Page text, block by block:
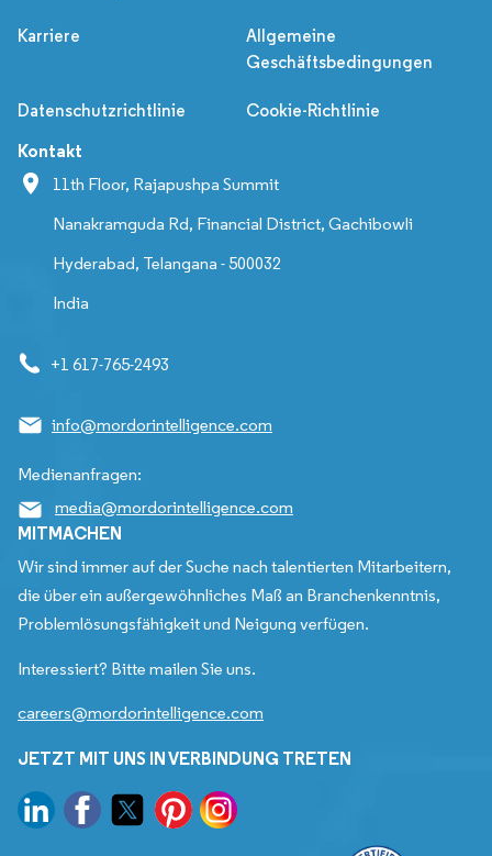
Karriere
Allgemeine
Geschäftsbedingungen
Datenschutzrichtlinie Cookie-Richtlinie
Kontakt
11th Floor, Rajapushpa Summit
Nanakramguda Rd, Financial District, Gachibowli
Hyderabad, Telangana - 500032
India
+1 617-765-2493
info@mordorintelligence.com
Medienanfragen:
media@mordorintelligence.com
MITMACHEN
Wir sind immer auf der Suche nach talentierten Mitarbeitern,
die über ein außergewöhnliches Maß an Branchenkenntnis,
Problemlösungsfähigkeit und Neigung verfügen.
Interessiert? Bitte mailen Sie uns.
careers@mordorintelligence.com
JETZT MIT UNS IN VERBINDUNG TRETEN